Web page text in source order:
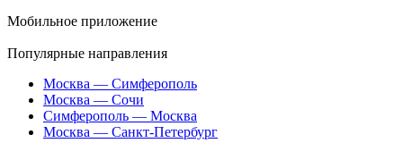
Мобильное приложение
Популярные направления
Москва — Симферополь
Москва — Сочи
Симферополь — Москва
Москва — Санкт-Петербург